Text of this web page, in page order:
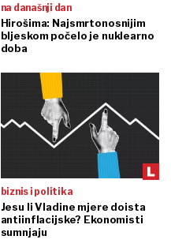
na današnji dan
Hirošima: Najsmrtonosnijim
bljeskom počelo je nuklearno
doba
biznis i politika
Jesu li Vladine mjere doista
antiinflacijske? Ekonomisti
sumnjaju